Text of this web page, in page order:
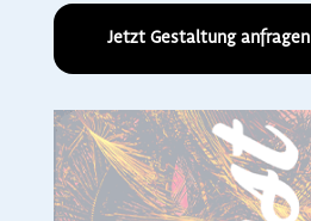
Jetzt Gestaltung anfragen